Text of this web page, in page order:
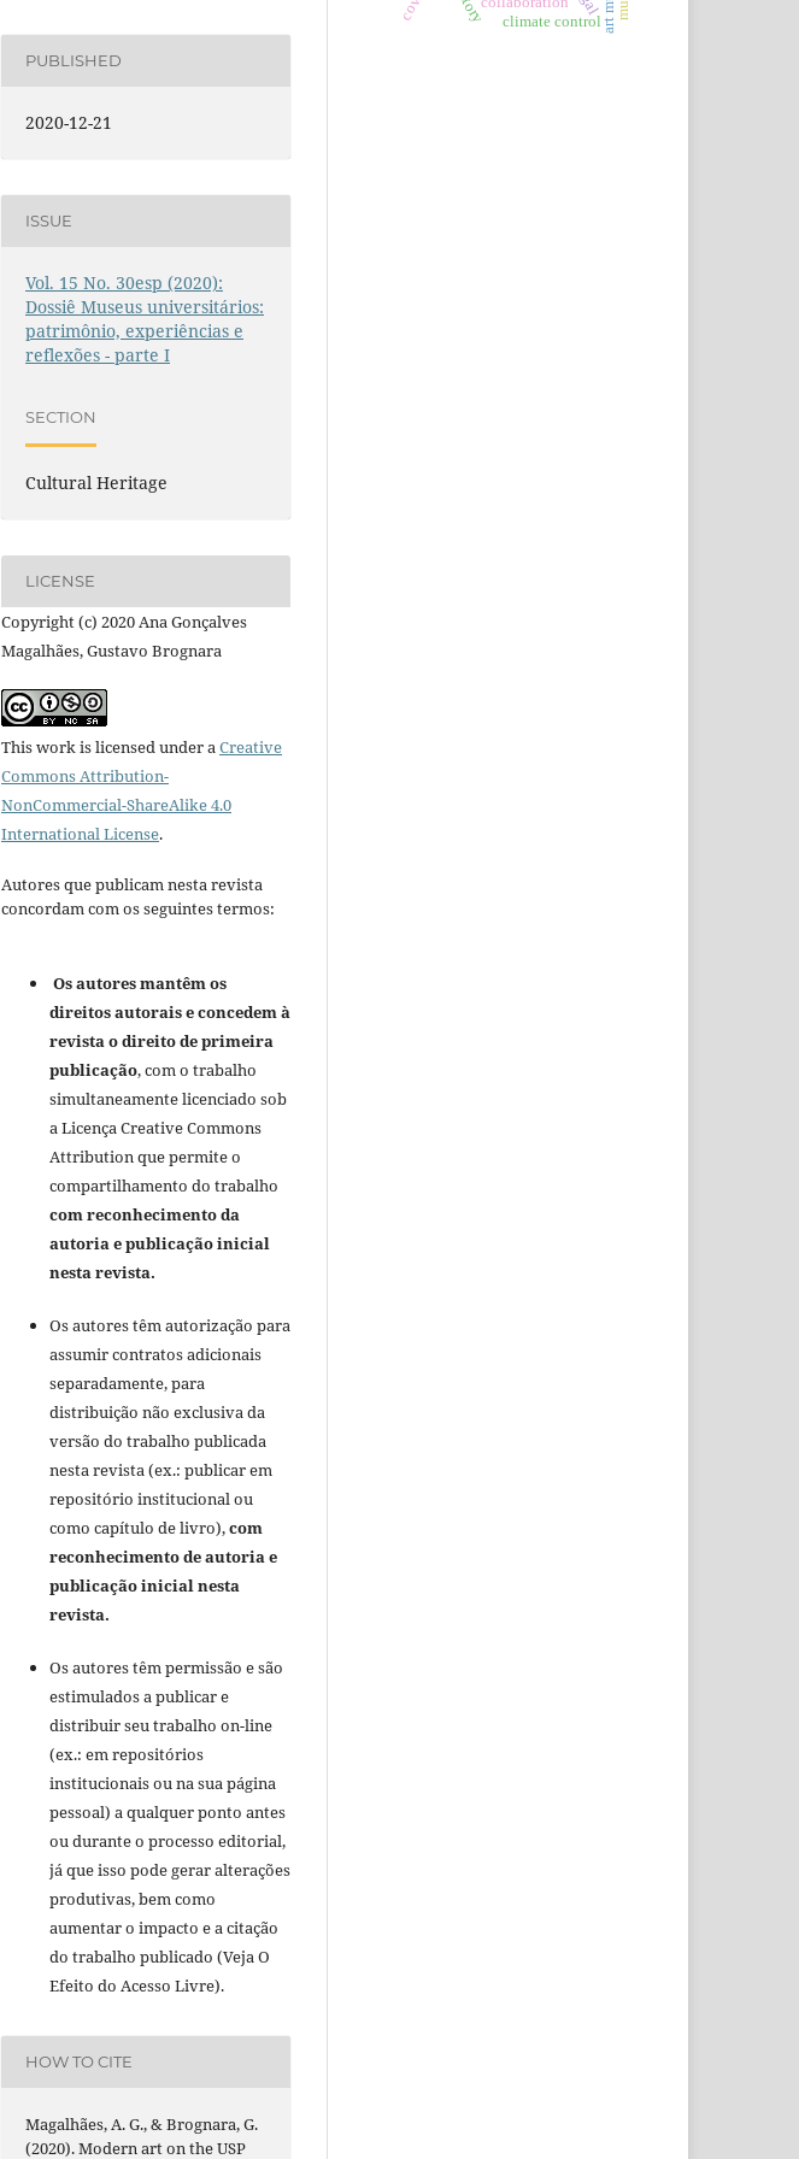
PUBLISHED
2020-12-21
ISSUE
Vol. 15 No. 30esp (2020):
Dossiê Museus universitários:
patrimônio, experiências e
reflexões - parte I
SECTION
Cultural Heritage
LICENSE
Copyright (c) 2020 Ana Gonçalves
Magalhães, Gustavo Brognara
This work is licensed under aCreative
Commons Attribution-
NonCommercial-ShareAlike 4.0
International License.
Autores que publicam nesta revista
concordam com os seguintes termos:
Os autores mantêm os
direitos autorais e concedem à
revista o direito de primeira
publicação, com o trabalho
simultaneamente licenciado sob
a Licença Creative Commons
Attribution que permite o
compartilhamento do trabalho
com reconhecimento da
autoria e publicação inicial
nesta revista.
Os autores têm autorização para
assumir contratos adicionais
separadamente, para
distribuição não exclusiva da
versão do trabalho publicada
nesta revista (ex.: publicar em
repositório institucional ou
como capítulo de livro),com
reconhecimento de autoria e
publicação inicial nesta
revista.
Os autores têm permissão e são
estimulados a publicar e
distribuir seu trabalho on-line
(ex.: em repositórios
institucionais ou na sua página
pessoal) a qualquer ponto antes
ou durante o processo editorial,
já que isso pode gerar alterações
produtivas, bem como
aumentar o impacto e a citação
do trabalho publicado (Veja O
Efeito do Acesso Livre).
HOW TO CITE
Magalhães, A. G., & Brognara, G.
(2020). Modern art on the USP
climate control